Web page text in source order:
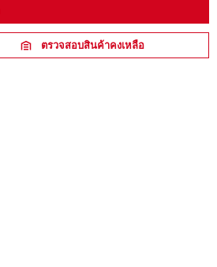
ตรวจสอบสินค้าคงเหลือ